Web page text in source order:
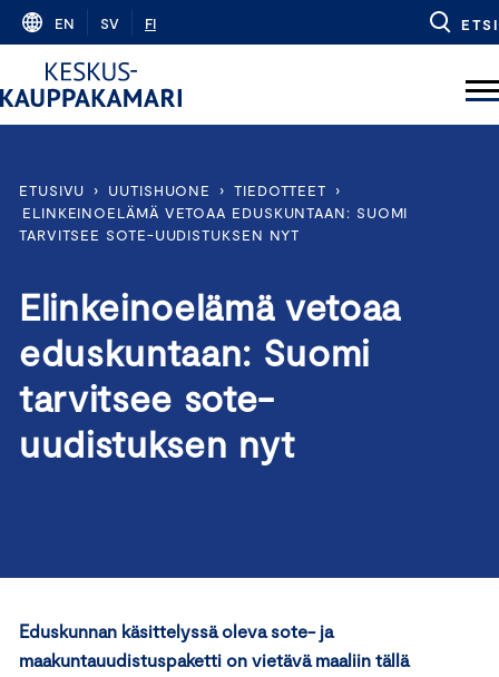
Skip
content
EN SV FI ETSI
ETUSIVU › UUTISHUONE › TIEDOTTEET
›
ELINKEINOELÄMÄ VETOAA EDUSKUNTAAN: SUOMI
TARVITSEE SOTE-UUDISTUKSEN NYT
Elinkeinoelämä vetoaa
eduskuntaan: Suomi
tarvitsee sote-
uudistuksen nyt
Eduskunnan käsittelyssä oleva sote- ja
maakuntauudistuspaketti on vietävä maaliin tällä